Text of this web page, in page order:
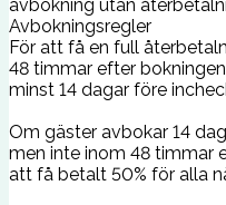
avbokning utan
Avbokningsregler
För att få en full
48 timmar efter
minst 14 dagar före
Om gäster avbokar 14
men inte inom 48 timmar
att få betalt 50% för alla